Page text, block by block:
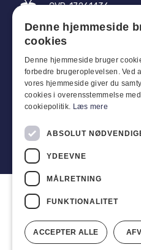
CVR: 17261436
Tel: +45 4396 4122
Integritetspolicy
Försäljnings- och
Copyright 2024 © Viggo
Denne hjemmeside
cookies
Denne hjemmeside bruger
forbedre brugeroplevelsen. Ved
vores hjemmeside giver du
cookies i overensstemmelse
cookiepolitik. Læs mere
ABSOLUT
YDEEVNE
MÅLRETNING
FUNKTIONALITET
ACCEPTER ALLE